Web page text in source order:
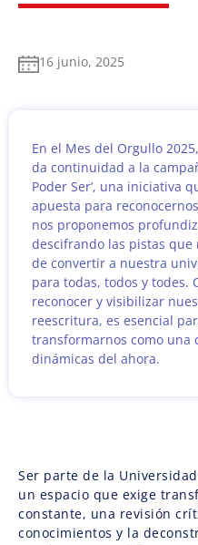
16 junio, 2025
En el Mes del Orgullo
da continuidad a la
Poder Ser’, una iniciativa
apuesta para
nos proponemos
descifrando las pistas
de convertir a nuestra
para todas, todos y todes.
reconocer y visibilizar
reescritura, es esencial
transformarnos como una
dinámicas del ahora.
Ser parte de la
un espacio que exige
constante, una revisión
conocimientos y la